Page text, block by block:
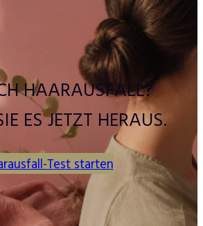
HAARAUSFALL?
ES JETZT HERAUS.
Test starten